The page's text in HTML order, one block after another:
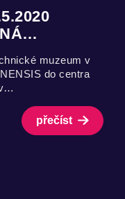
muzeum v
do centra
přečíst